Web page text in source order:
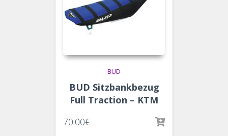
BUD
BUD Sitzbankbezug
Full Traction – KTM
70.00€